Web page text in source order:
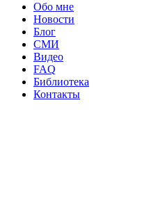
Обо мне
Новости
Блог
СМИ
Видео
FAQ
Библиотека
Контакты